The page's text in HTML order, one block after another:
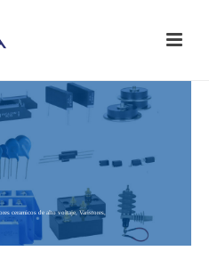
ceramicos de alto voltaje, Varistores,